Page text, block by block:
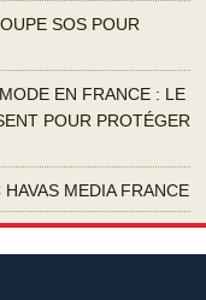
SOS POUR
EN FRANCE : LE
POUR PROTÉGER
MEDIA FRANCE